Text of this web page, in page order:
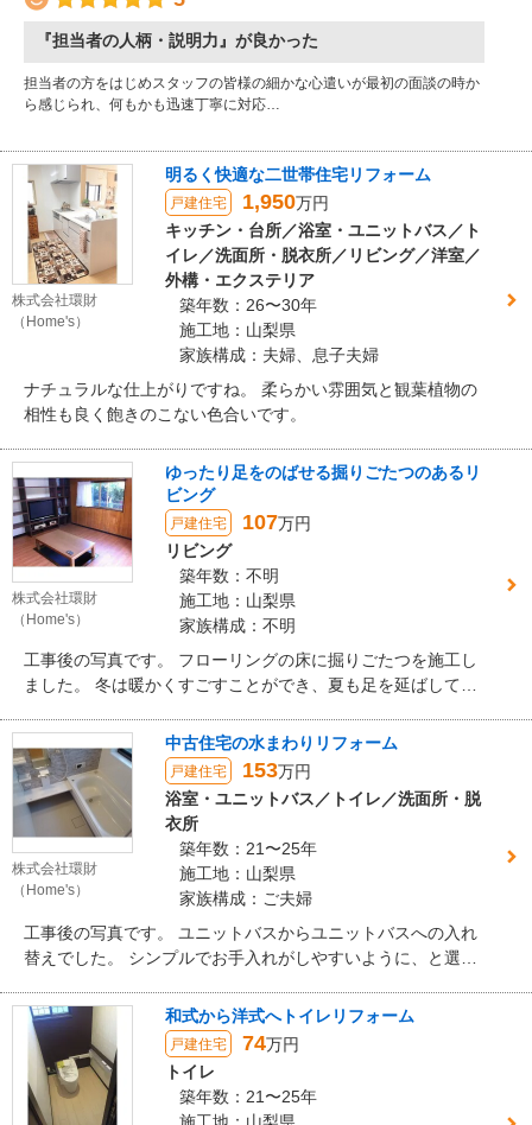
『担当者の人柄・説明力』が良かった
担当者の方をはじめスタッフの皆様の細かな心遣いが最初の面談の時か
ら感じられ、何もかも迅速丁寧に対応…
株式会社環財
（Home's）
明るく快適な二世帯住宅リフォーム
戸建住宅 1,950万円
キッチン・台所／浴室・ユニットバス／ト
イレ／洗面所・脱衣所／リビング／洋室／
外構・エクステリア
築年数：26〜30年
施工地：山梨県
家族構成：夫婦、息子夫婦
ナチュラルな仕上がりですね。 柔らかい雰囲気と観葉植物の
相性も良く飽きのこない色合いです。
株式会社環財
（Home's）
ゆったり足をのばせる掘りごたつのあるリ
ビング
戸建住宅 107万円
リビング
築年数：不明
施工地：山梨県
家族構成：不明
工事後の写真です。 フローリングの床に掘りごたつを施工し
ました。 冬は暖かくすごすことができ、夏も足を延ばしてゆ
株式会社環財
（Home's）
中古住宅の水まわりリフォーム
戸建住宅 153万円
浴室・ユニットバス／トイレ／洗面所・脱
衣所
築年数：21〜25年
施工地：山梨県
家族構成：ご夫婦
工事後の写真です。 ユニットバスからユニットバスへの入れ
替えでした。 シンプルでお手入れがしやすいように、と選ば
た。
和式から洋式へトイレリフォーム
戸建住宅 74万円
トイレ
築年数：21〜25年